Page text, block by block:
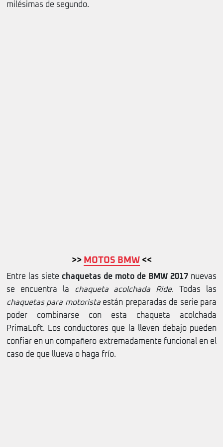
milésimas de segundo.
>> MOTOS BMW <<
Entre las siete chaquetas de moto de BMW 2017 nuevas
se encuentra la chaqueta acolchada Ride. Todas las
chaquetas para motoristaestán preparadas de serie para
poder combinarse con esta chaqueta acolchada
PrimaLoft. Los conductores que la lleven debajo pueden
confiar en un compañero extremadamente funcional en el
caso de que llueva o haga frío.